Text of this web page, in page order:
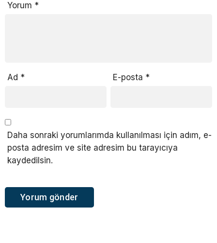
Yorum *
Ad * E-posta *
Daha sonraki yorumlarımda kullanılması için adım, e-
posta adresim ve site adresim bu tarayıcıya
kaydedilsin.